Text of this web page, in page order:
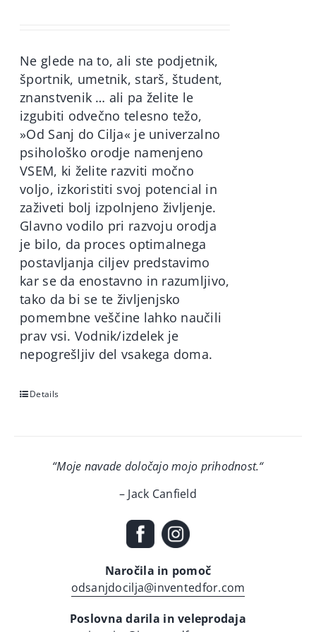
Ne glede na to, ali ste podjetnik,
športnik, umetnik, starš, študent,
znanstvenik … ali pa želite le
izgubiti odvečno telesno težo,
»Od Sanj do Cilja« je univerzalno
psihološko orodje namenjeno
VSEM, ki želite razviti močno
voljo, izkoristiti svoj potencial in
zaživeti bolj izpolnjeno življenje.
Glavno vodilo pri razvoju orodja
je bilo, da proces optimalnega
postavljanja ciljev predstavimo
kar se da enostavno in razumljivo,
tako da bi se te življenjsko
pomembne veščine lahko naučili
prav vsi. Vodnik/izdelek je
nepogrešljiv del vsakega doma.
Details
“Moje navade določajo mojo prihodnost.“
– Jack Canfield
Naročila in pomoč
odsanjdocilja@inventedfor.com
Poslovna darila in veleprodaja